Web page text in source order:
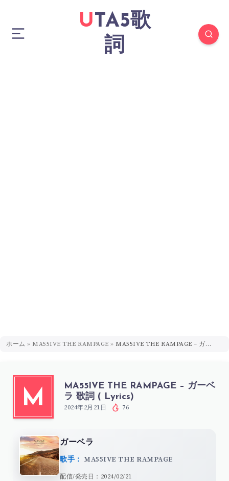
UTA5歌
詞
ホーム » MA55IVE THE RAMPAGE » MA55IVE THE RAMPAGE – ガーベラ 歌詞 ( Lyrics)
M
MA55IVE THE RAMPAGE – ガーベ
ラ 歌詞 ( Lyrics)
2024年2月21日 76
ガーベラ
歌手： MA55IVE THE RAMPAGE
配信/発売日：2024/02/21